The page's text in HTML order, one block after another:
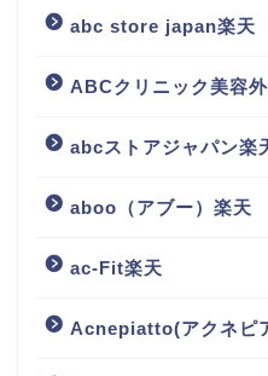
abc store japan楽天
ABCクリニック美容
abcストアジャパン楽
aboo（アブー）楽天
ac-Fit楽天
Acnepiatto(アクネピ